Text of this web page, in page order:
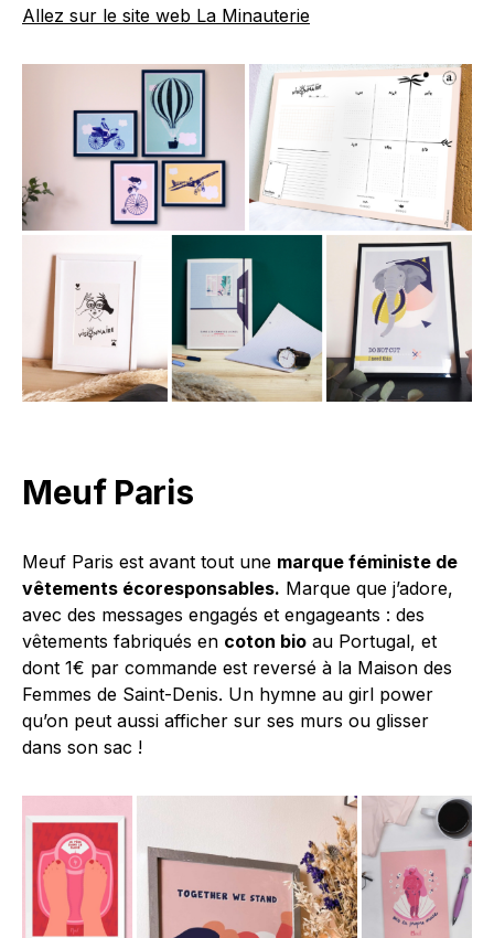
Allez sur le site web La Minauterie
Meuf Paris
Meuf Paris est avant tout une marque féministe de
vêtements écoresponsables. Marque que j’adore,
avec des messages engagés et engageants : des
vêtements fabriqués en coton bio au Portugal, et
dont 1€ par commande est reversé à la Maison des
Femmes de Saint-Denis. Un hymne au girl power
qu’on peut aussi afficher sur ses murs ou glisser
dans son sac !